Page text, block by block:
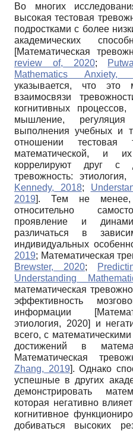
Во многих
высокая тестовая
подростками с более
академических
[Математическая
review of, 2020;
Mathematics Anxiety,
указывается, что это
взаимосвязи
когнитивных
мышление,
выполнения учебных и
отношении тестовая
математической, и
коррелируют друг с
тревожность: этиология,
Kennedy, 2018;
2019]. Тем не менее,
относительно
проявление и
различаться в
индивидуальных
2019; Математическая
Brewster, 2020;
Understanding
математическая
эффективность
информации
[
этиология, 2020]
и
всего, с
достижений в
Математическая
Zhang, 2019]. Однако
успешные в других
демонстрировать
которая негативно
когнитивное
добиваться высоких